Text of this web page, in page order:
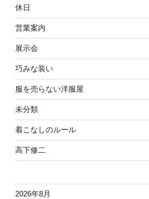
休日
営業案内
展示会
巧みな装い
服を売らない洋服屋
未分類
着こなしのルール
高下修二
2026年8月